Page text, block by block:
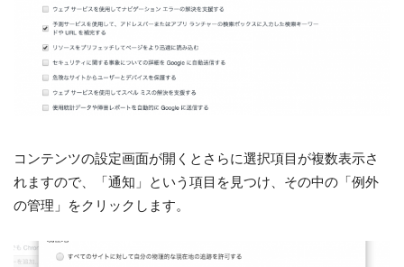
コンテンツの設定画面が開くとさらに選択項目が複数表示さ
れますので、「通知」という項目を見つけ、その中の「例外
の管理」をクリックします。